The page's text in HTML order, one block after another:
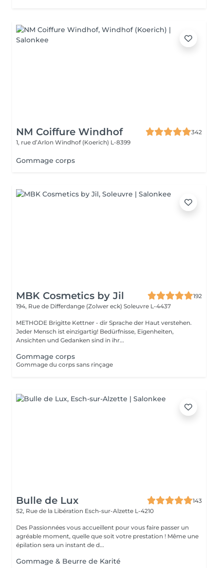
NM Coiffure Windhof
342
1, rue d’Arlon Windhof (Koerich) L-8399
Gommage corps
MBK Cosmetics by Jil
192
194, Rue de Differdange (Zolwer eck) Soleuvre L-4437
METHODE Brigitte Kettner - dir Sprache der Haut verstehen.
Jeder Mensch ist einzigartig! Bedürfnisse, Eigenheiten,
Ansichten und Gedanken sind in ihr...
Gommage corps
Gommage du corps sans rinçage
Bulle de Lux
143
52, Rue de la Libération Esch-sur-Alzette L-4210
Des Passionnées vous accueillent pour vous faire passer un
agréable moment, quelle que soit votre prestation ! Même une
épilation sera un instant de d...
Gommage & Beurre de Karité